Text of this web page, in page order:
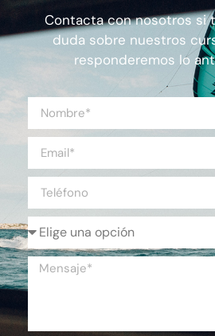
Contacta con nosotros si
duda sobre nuestros
responderemos lo